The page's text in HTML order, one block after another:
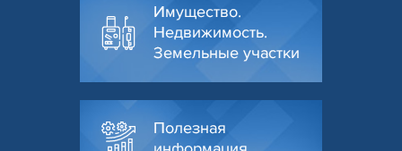
Имущество.
Недвижимость.
Земельные участки
Полезная